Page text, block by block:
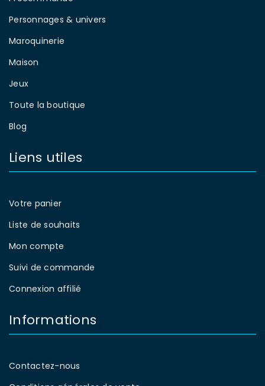
Personnages & univers
Maroquinerie
Maison
Jeux
Toute la boutique
Blog
Liens utiles
Votre panier
Liste de souhaits
Mon compte
Suivi de commande
Connexion affilié
Informations
Contactez-nous